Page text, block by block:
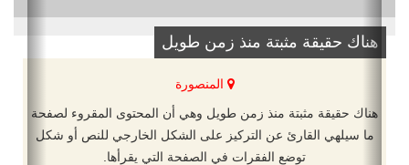
هناك حقيقة مثبتة منذ زمن طويل
المنصورة
هناك حقيقة مثبتة منذ زمن طويل وهي أن المحتوى المقروء لصفحة
ما سيلهي القارئ عن التركيز على الشكل الخارجي للنص أو شكل
توضع الفقرات في الصفحة التي يقرأها.